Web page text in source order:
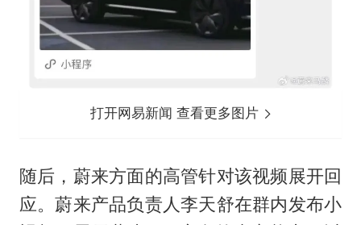
打开网易新闻 查看更多图片
随后，蔚来方面的高管针对该视频展开回
应。蔚来产品负责人李天舒在群内发布小